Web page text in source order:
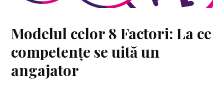
Modelul celor 8 Factori: La ce
competențe se uită un
angajator